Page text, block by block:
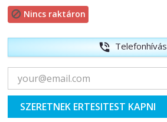
 Nincs raktáron
phone_in_talk Telefonhívás
SZERETNEK ERTESITEST KAPNI